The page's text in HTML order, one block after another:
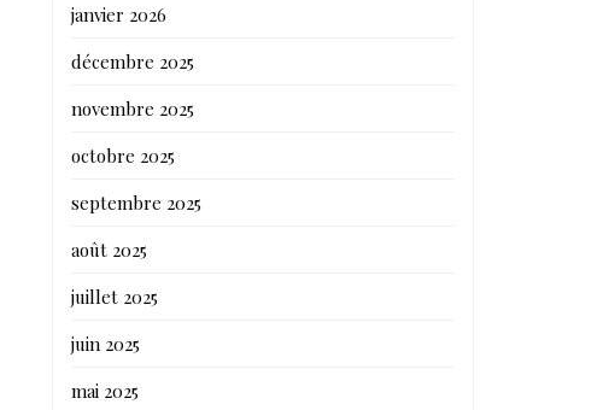
janvier 2026
décembre 2025
novembre 2025
octobre 2025
septembre 2025
août 2025
juillet 2025
juin 2025
mai 2025